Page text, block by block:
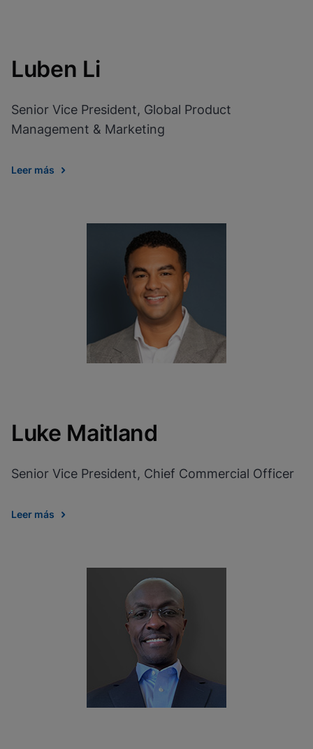
Luben Li
Senior Vice President, Global Product
Management & Marketing
Leer más
Luke Maitland
Senior Vice President, Chief Commercial Officer
Leer más